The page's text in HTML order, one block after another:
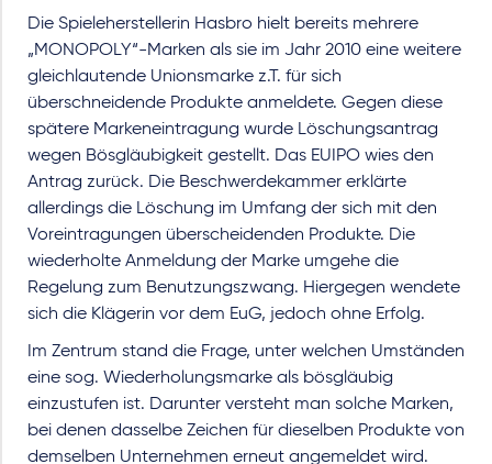
Die Spieleherstellerin Hasbro hielt bereits mehrere
„MONOPOLY“-Marken als sie im Jahr 2010 eine weitere
gleichlautende Unionsmarke z.T. für sich
überschneidende Produkte anmeldete. Gegen diese
spätere Markeneintragung wurde Löschungsantrag
wegen Bösgläubigkeit gestellt. Das EUIPO wies den
Antrag zurück. Die Beschwerdekammer erklärte
allerdings die Löschung im Umfang der sich mit den
Voreintragungen überscheidenden Produkte. Die
wiederholte Anmeldung der Marke umgehe die
Regelung zum Benutzungszwang. Hiergegen wendete
sich die Klägerin vor dem EuG, jedoch ohne Erfolg.
Im Zentrum stand die Frage, unter welchen Umständen
eine sog. Wiederholungsmarke als bösgläubig
einzustufen ist. Darunter versteht man solche Marken,
bei denen dasselbe Zeichen für dieselben Produkte von
demselben Unternehmen erneut angemeldet wird.